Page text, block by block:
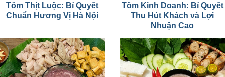
Tôm Thịt Luộc: Bí Quyết
Chuẩn Hương Vị Hà Nội
Tôm Kinh Doanh: Bí Quyết
Thu Hút Khách và Lợi
Nhuận Cao